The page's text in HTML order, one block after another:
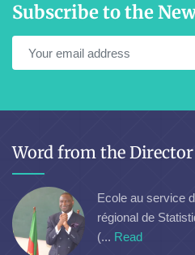
Subscribe to the
Word from the Director
Ecole au service
régional de
(... Read